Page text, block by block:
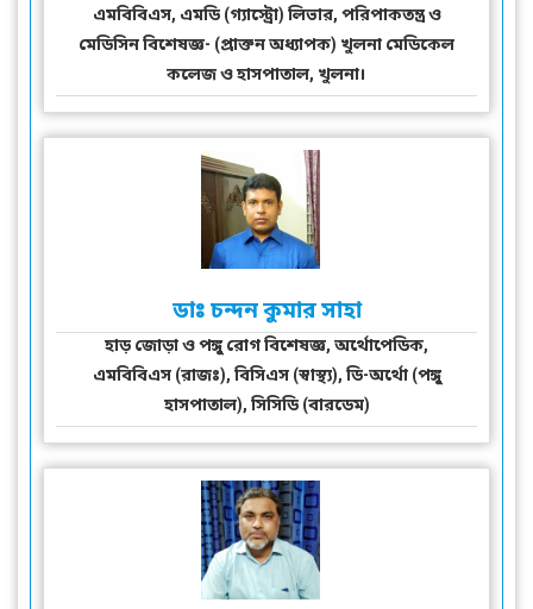
এমবিবিএস, এমডি (গ্যাস্ট্রো) লিভার, পরিপাকতন্ত্র ও
মেডিসিন বিশেষজ্ঞ- (প্রাক্তন অধ্যাপক) খুলনা মেডিকেল
কলেজ ও হাসপাতাল, খুলনা।
ডাঃ চন্দন কুমার সাহা
হাড় জোড়া ও পঙ্গু রোগ বিশেষজ্ঞ, অর্থোপেডিক,
এমবিবিএস (রাজঃ), বিসিএস (স্বাস্থ্য), ডি-অর্থো (পঙ্গু
হাসপাতাল), সিসিডি (বারডেম)